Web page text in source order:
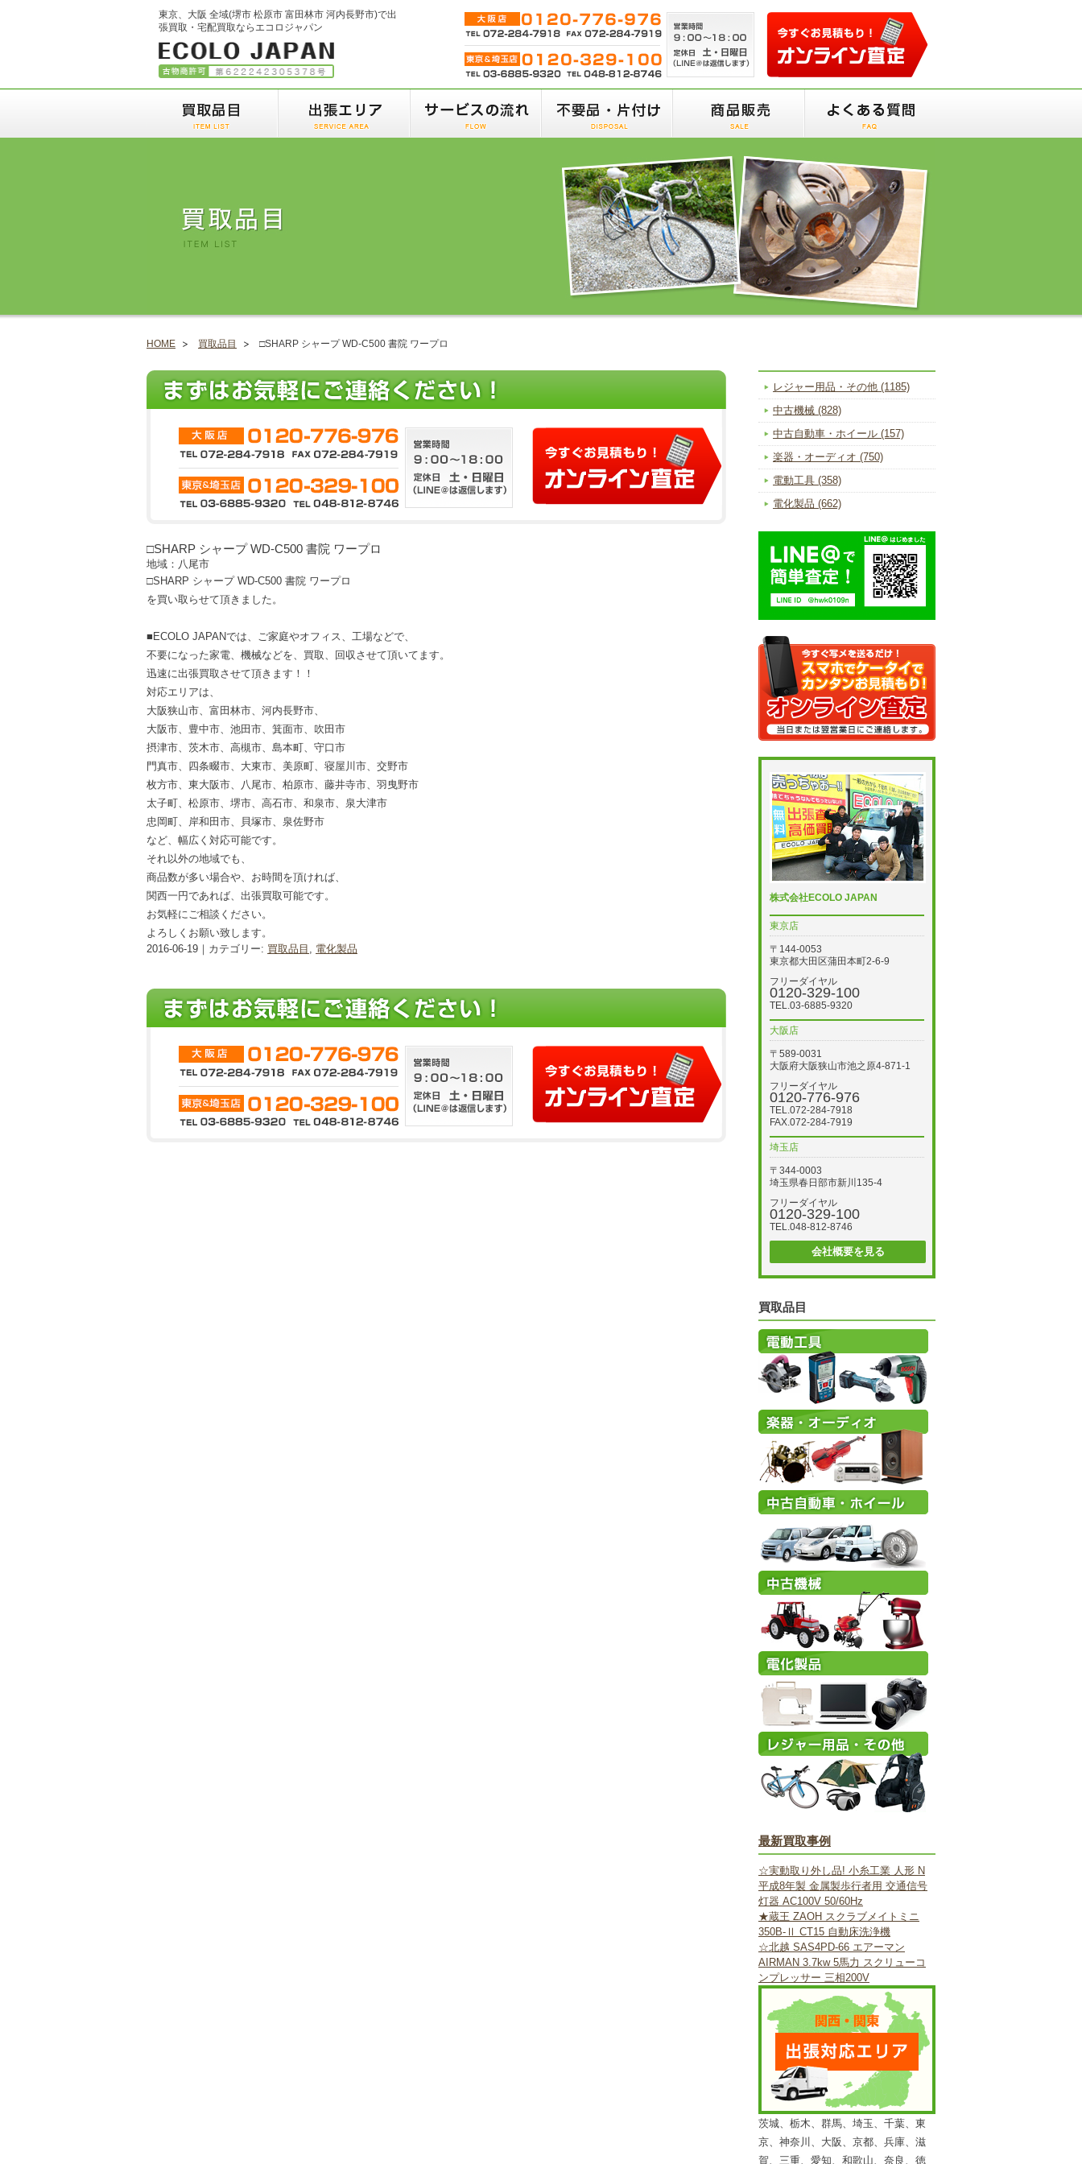
東京、大阪 全域(堺市 松原市 富田林市 河内長野市)で出
張買取・宅配買取ならエコロジャパン
HOME 買取品目 □SHARP シャープ WD-C500 書院 ワープロ
□SHARP シャープ WD-C500 書院 ワープロ
地域：八尾市
□SHARP シャープ WD-C500 書院 ワープロ
を買い取らせて頂きました。
■ECOLO JAPANでは、ご家庭やオフィス、工場などで、
不要になった家電、機械などを、買取、回収させて頂いてます。
迅速に出張買取させて頂きます！！
対応エリアは、
大阪狭山市、富田林市、河内長野市、
大阪市、豊中市、池田市、箕面市、吹田市
摂津市、茨木市、高槻市、島本町、守口市
門真市、四条畷市、大東市、美原町、寝屋川市、交野市
枚方市、東大阪市、八尾市、柏原市、藤井寺市、羽曳野市
太子町、松原市、堺市、高石市、和泉市、泉大津市
忠岡町、岸和田市、貝塚市、泉佐野市
など、幅広く対応可能です。
それ以外の地域でも、
商品数が多い場合や、お時間を頂ければ、
関西一円であれば、出張買取可能です。
お気軽にご相談ください。
よろしくお願い致します。
2016-06-19｜カテゴリー: 買取品目 , 電化製品
レジャー用品・その他 (1185)
中古機械 (828)
中古自動車・ホイール (157)
楽器・オーディオ (750)
電動工具 (358)
電化製品 (662)
株式会社ECOLO JAPAN
東京店
〒144-0053
東京都大田区蒲田本町2-6-9
フリーダイヤル
0120-329-100
TEL.03-6885-9320
大阪店
〒589-0031
大阪府大阪狭山市池之原4-871-1
フリーダイヤル
0120-776-976
TEL.072-284-7918
FAX.072-284-7919
埼玉店
〒344-0003
埼玉県春日部市新川135-4
フリーダイヤル
0120-329-100
TEL.048-812-8746
会社概要を見る
買取品目
最新買取事例
☆実動取り外し品! 小糸工業 人形 N
平成8年製 金属製歩行者用 交通信号
灯器 AC100V 50/60Hz
★蔵王 ZAOH スクラブメイトミニ
350B-Ⅱ CT15 自動床洗浄機
☆北越 SAS4PD-66 エアーマン
AIRMAN 3.7kw 5馬力 スクリューコ
ンプレッサー 三相200V
茨城、栃木、群馬、埼玉、千葉、東
京、神奈川、大阪、京都、兵庫、滋
賀、三重、愛知、和歌山、奈良、徳